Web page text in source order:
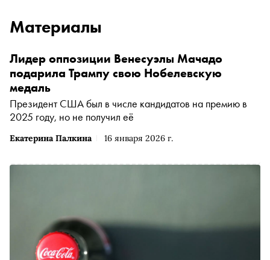
Материалы
Екатерина Палкина 16 января 2026 г.
Лидер оппозиции Венесуэлы Мачадо
подарила Трампу свою Нобелевскую
медаль
Президент США был в числе кандидатов на премию в
2025 году, но не получил её